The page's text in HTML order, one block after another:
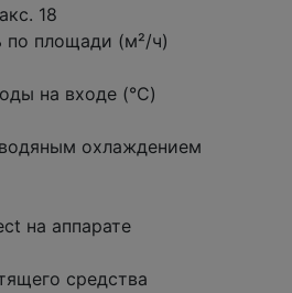
18
по площади (м²/ч)
на входе (°C)
охлаждением
на аппарате
средства